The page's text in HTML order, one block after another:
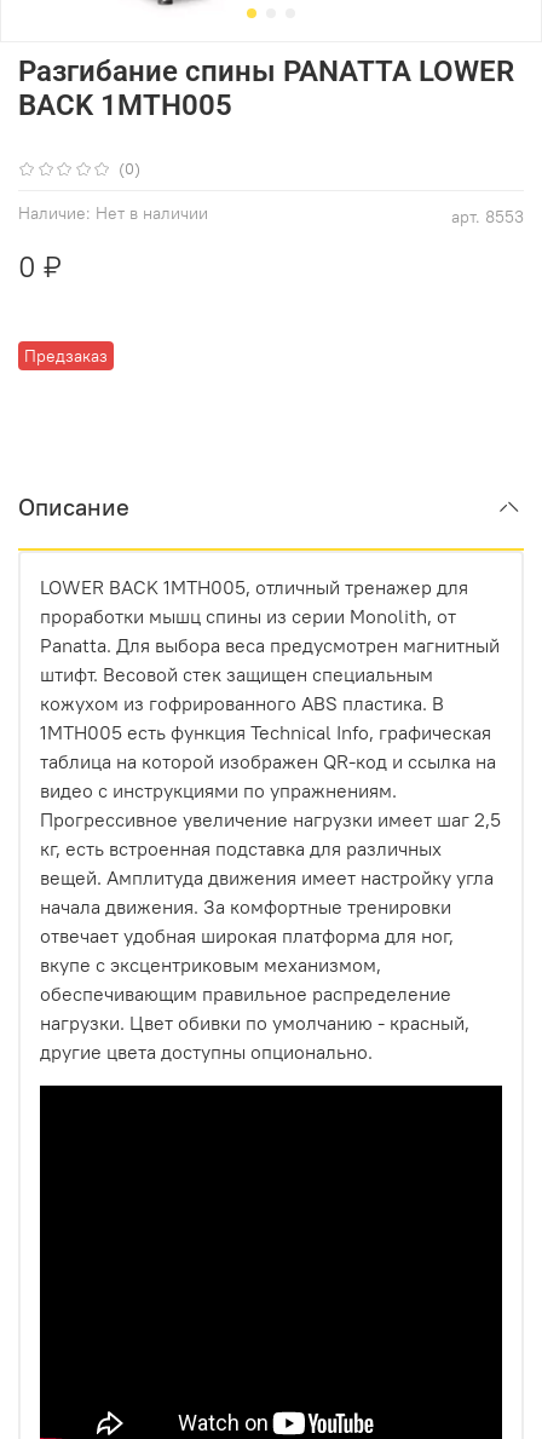
(0)
арт. 8553
Наличие: Нет в наличии
Предзаказ
Разгибание спины PANATTA LOWER
BACK 1MTH005
0 ₽
Описание
LOWER BACK 1MTH005, отличный тренажер для
проработки мышц спины из серии Monolith, от
Panatta. Для выбора веса предусмотрен магнитный
штифт. Весовой стек защищен специальным
кожухом из гофрированного ABS пластика. В
1MTH005 есть функция Technical Info, графическая
таблица на которой изображен QR-код и ссылка на
видео с инструкциями по упражнениям.
Прогрессивное увеличение нагрузки имеет шаг 2,5
кг, есть встроенная подставка для различных
вещей. Амплитуда движения имеет настройку угла
начала движения. За комфортные тренировки
отвечает удобная широкая платформа для ног,
вкупе с эксцентриковым механизмом,
обеспечивающим правильное распределение
нагрузки. Цвет обивки по умолчанию - красный,
другие цвета доступны опционально.